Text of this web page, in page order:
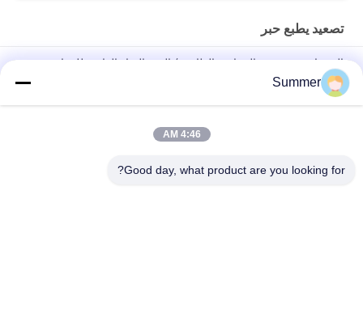
تصعيد يطبع حبر
الحبر إبسون رئيس التسامي الطابعة / الحبر المياه القائمة للمواد
المغلفة
حبر تسامي صبغ الإعلانات الخارجية لرأس الطباعة Dx5 / Dx7 على
Summer
4:46 AM
Good day, what product are you looking for?